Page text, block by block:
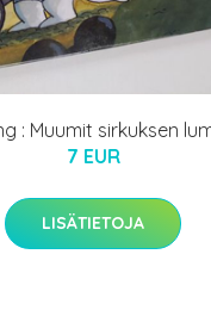
: Muumit sirkuksen
7 EUR
LISÄTIETOJA